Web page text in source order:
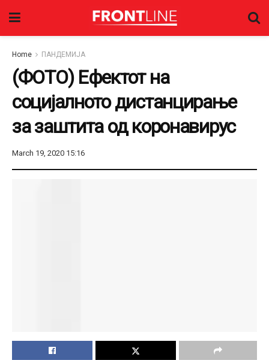
Home ПАНДЕМИЈА
(ФОТО) Ефектот на
социјалното дистанцирање
за заштита од коронавирус
March 19, 2020 15:16